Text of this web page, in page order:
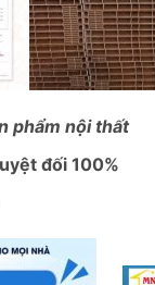
phẩm nội thất
đối 100%